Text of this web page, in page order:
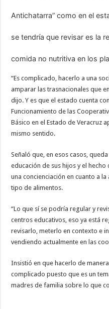
Antichatarra” como en el
se tendría que revisar es la
comida no nutritiva en los
“Es complicado, hacerlo a una
amparar las trasnacionales que
dijo. Y es que el estado cuenta
Funcionamiento de las
Básico en el Estado de Veracruz
mismo sentido.
Señaló que, en esos casos,
educación de sus hijos y el
una concienciación en cuanto a
tipo de alimentos.
“Lo que sí se podría regular y
centros educativos, eso ya está
revisarlo, meterlo en contexto e
vendiendo actualmente en las
Insistió en que hacerlo de
complicado puesto que es un
madres de familia sobre lo que